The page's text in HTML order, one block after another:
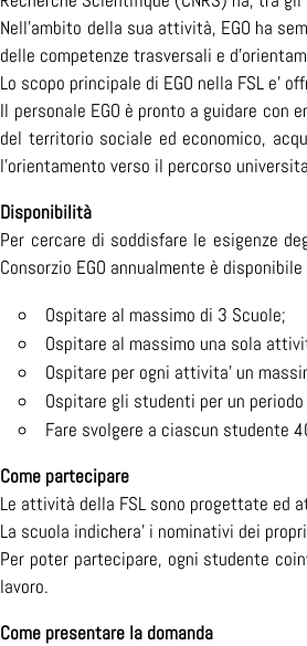
Nell’ambito della sua attività, EGO ha
delle competenze trasversali e
Lo scopo principale di EGO nella FSL
Il personale EGO è pronto a guidare
del territorio sociale ed economico,
l’orientamento verso il percorso
Disponibilità
Per cercare di soddisfare le esigenze
Consorzio EGO annualmente è
Ospitare al massimo di 3 Scuole;
Ospitare al massimo una sola
Ospitare per ogni attivita’ un
Ospitare gli studenti per un
Fare svolgere a ciascun studente
Come partecipare
Le attività della FSL sono progettate ed
La scuola indichera’ i nominativi dei
Per poter partecipare, ogni studente
lavoro.
Come presentare la domanda